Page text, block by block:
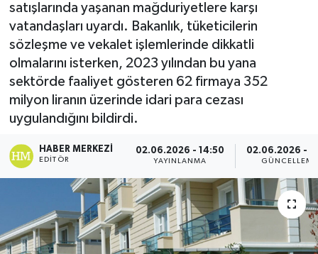
satışlarında yaşanan mağduriyetlere karşı
vatandaşları uyardı. Bakanlık, tüketicilerin
sözleşme ve vekalet işlemlerinde dikkatli
olmalarını isterken, 2023 yılından bu yana
sektörde faaliyet gösteren 62 firmaya 352
milyon liranın üzerinde idari para cezası
uygulandığını bildirdi.
HABER MERKEZI
EDITÖR
02.06.2026 - 14:50
YAYINLANMA
02.06.2026 -
GÜNCELLEME
Dünya
Eğitim
Ekonomi
Genel
Güncel
Gündem
İlim & İrfan
Tüm Manşetler
Son Dakika Haberleri
Haber Arşivi